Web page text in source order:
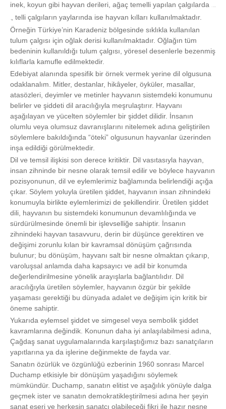
inek, koyun gibi hayvan derileri, ağaç temelli yapılan çalgılarda
, telli çalgıların yaylarında ise hayvan kılları kullanılmaktadır.
Örneğin Türkiye’nin Karadeniz bölgesinde sıklıkla kullanılan
tulum çalgısı için oğlak derisi kullanılmaktadır. Oğlağın tüm
bedeninin kullanıldığı tulum çalgısı, yöresel desenlerle bezenmiş
kılıflarla kamufle edilmektedir.
Edebiyat alanında spesifik bir örnek vermek yerine dil olgusuna
odaklanalım. Mitler, destanlar, hikâyeler, öyküler, masallar,
atasözleri, deyimler ve metinler hayvanın sistemdeki konumunu
belirler ve şiddeti dil aracılığıyla meşrulaştırır. Hayvanı
aşağılayan ve yücelten söylemler bir şiddet dilidir. İnsanın
olumlu veya olumsuz davranışlarını nitelemek adına geliştirilen
söylemlere bakıldığında “öteki” olgusunun hayvanlar üzerinden
inşa edildiği görülmektedir.
Dil ve temsil ilişkisi son derece kritiktir. Dil vasıtasıyla hayvan,
insan zihninde bir nesne olarak temsil edilir ve böylece hayvanın
pozisyonunun, dil ve eylemlerimiz bağlamında belirlendiği açığa
çıkar. Söylem yoluyla üretilen şiddet, hayvanın insan zihnindeki
konumuyla birlikte eylemlerimizi de şekillendirir. Üretilen şiddet
dili, hayvanın bu sistemdeki konumunun devamlılığında ve
sürdürülmesinde önemli bir işlevselliğe sahiptir. İnsanın
zihnindeki hayvan tasavvuru, derin bir düşünce gerektiren ve
değişimi zorunlu kılan bir kavramsal dönüşüm çağrısında
bulunur; bu dönüşüm, hayvanı salt bir nesne olmaktan çıkarıp,
varoluşsal anlamda daha kapsayıcı ve adil bir konumda
değerlendirilmesine yönelik arayışlarla bağlantılıdır. Dil
aracılığıyla üretilen söylemler, hayvanın özgür bir şekilde
yaşaması gerektiği bu dünyada adalet ve değişim için kritik bir
öneme sahiptir.
Yukarıda eylemsel şiddet ve simgesel veya sembolik şiddet
kavramlarına değindik. Konunun daha iyi anlaşılabilmesi adına,
Çağdaş sanat uygulamalarında karşılaştığımız bazı sanatçıların
yapıtlarına ya da işlerine değinmekte de fayda var.
Sanatın özürlük ve özgünlüğü ezberinin 1960 sonrası Marcel
Duchamp etkisiyle bir dönüşüm yaşadığını söylemek
mümkündür. Duchamp, sanatın elitist ve aşağılık yönüyle dalga
geçmek ister ve sanatın demokratikleştirilmesi adına her şeyin
sanat eseri ve herkesin sanatçı olabileceği fikri ile hazır nesne